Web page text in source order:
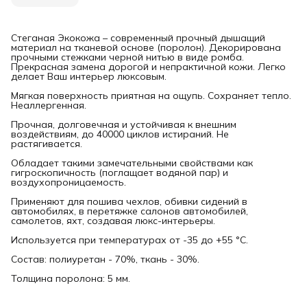
Стеганая Экокожа – современный прочный дышащий
материал на тканевой основе (поролон). Декорирована
прочными стежками черной нитью в виде ромба.
Прекрасная замена дорогой и непрактичной кожи. Легко
делает Ваш интерьер люксовым.
Мягкая поверхность приятная на ощупь. Сохраняет тепло.
Неаллергенная.
Прочная, долговечная и устойчивая к внешним
воздействиям, до 40000 циклов истираний. Не
растягивается.
Обладает такими замечательными свойствами как
гигроскопичность (поглащает водяной пар) и
воздухопроницаемость.
Применяют для пошива чехлов, обивки сидений в
автомобилях, в перетяжке салонов автомобилей,
самолетов, яхт, создавая люкс-интерьеры.
Используется при температурах от -35 до +55 °С.
Состав: полиуретан - 70%, ткань - 30%.
Толщина поролона: 5 мм.